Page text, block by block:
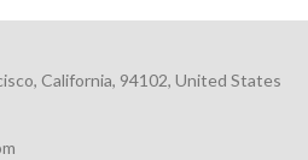
California, 94102, United States